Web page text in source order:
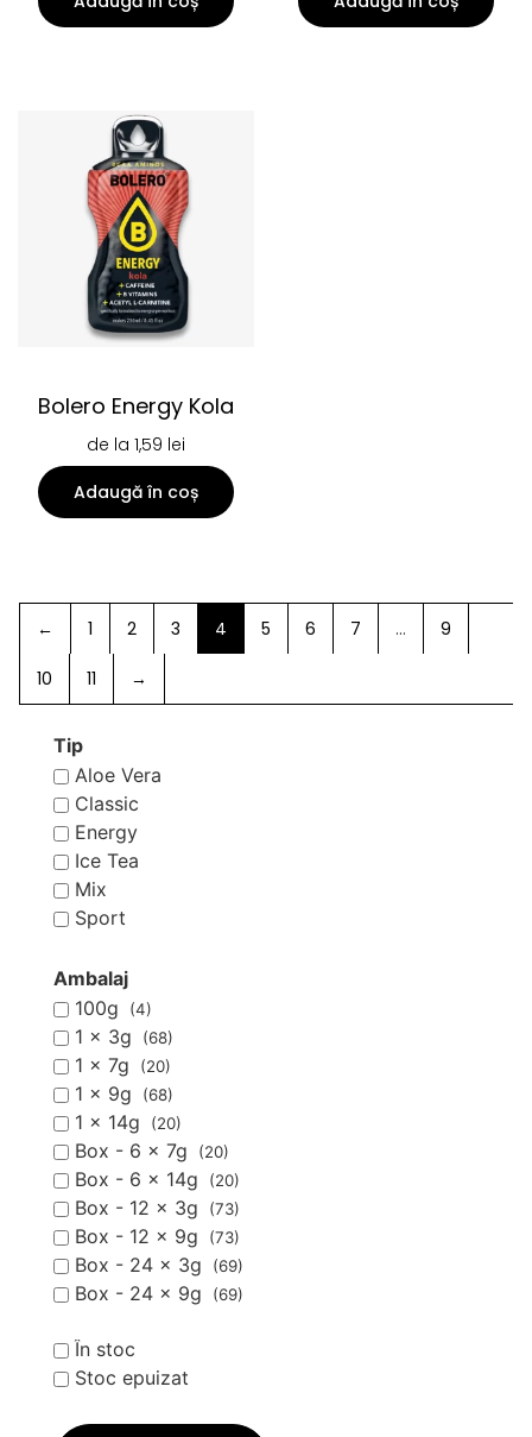
Tip
Aloe Vera
Classic
Energy
Ice Tea
Mix
Sport
Ambalaj
100g
(4)
1 x 3g (68)
1 x 7g (20)
1 x 9g (68)
1 x 14g (20)
Box - 6 x 7g (20)
Box - 6 x 14g (20)
Box - 12 x 3g (73)
Box - 12 x 9g (73)
Box - 24 x 3g (69)
Box - 24 x 9g (69)
În stoc
Stoc epuizat
Bolero Energy Kola
de la 1,59 lei
Adaugă în coș
← 1 2 3 4 5 6 7 … 9
10 11 →